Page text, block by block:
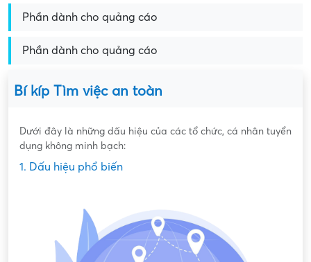
Phần dành cho quảng cáo
Phần dành cho quảng cáo
Bí kíp Tìm việc an toàn
Dưới đây là những dấu hiệu của các tổ chức, cá nhân tuyển
dụng không minh bạch:
1. Dấu hiệu phổ biến